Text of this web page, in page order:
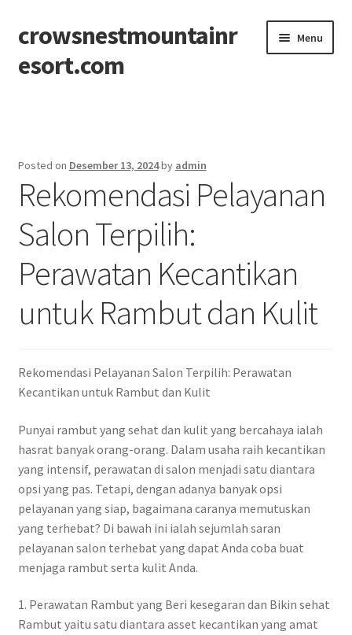
Skip
to
navigation
Skip
to
content
crowsnestmountainr
esort.com
Menu
Contact
Disclaimer
Privacy Policy
Sitemap
Posted on Desember 13, 2024by admin
Rekomendasi Pelayanan
Salon Terpilih:
Perawatan Kecantikan
untuk Rambut dan Kulit
Rekomendasi Pelayanan Salon Terpilih: Perawatan
Kecantikan untuk Rambut dan Kulit
Punyai rambut yang sehat dan kulit yang bercahaya ialah
hasrat banyak orang-orang. Dalam usaha raih kecantikan
yang intensif, perawatan di salon menjadi satu diantara
opsi yang pas. Tetapi, dengan adanya banyak opsi
pelayanan yang siap, bagaimana caranya memutuskan
yang terhebat? Di bawah ini ialah sejumlah saran
pelayanan salon terhebat yang dapat Anda coba buat
menjaga rambut serta kulit Anda.
1. Perawatan Rambut yang Beri kesegaran dan Bikin sehat
Rambut yaitu satu diantara asset kecantikan yang amat